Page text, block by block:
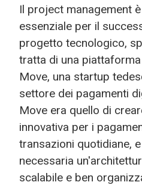
Il project management
essenziale per il
progetto tecnologico,
tratta di una
Move, una startup
settore dei pagamenti
Move era quello di
innovativa per i
transazioni quotidiane,
necessaria
scalabile e ben